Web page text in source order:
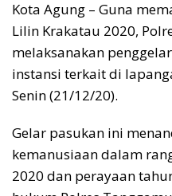
Kota Agung – Guna
Lilin Krakatau 2020,
melaksanakan
instansi terkait di
Senin (21/12/20).
Gelar pasukan ini
kemanusiaan dalam
2020 dan perayaan